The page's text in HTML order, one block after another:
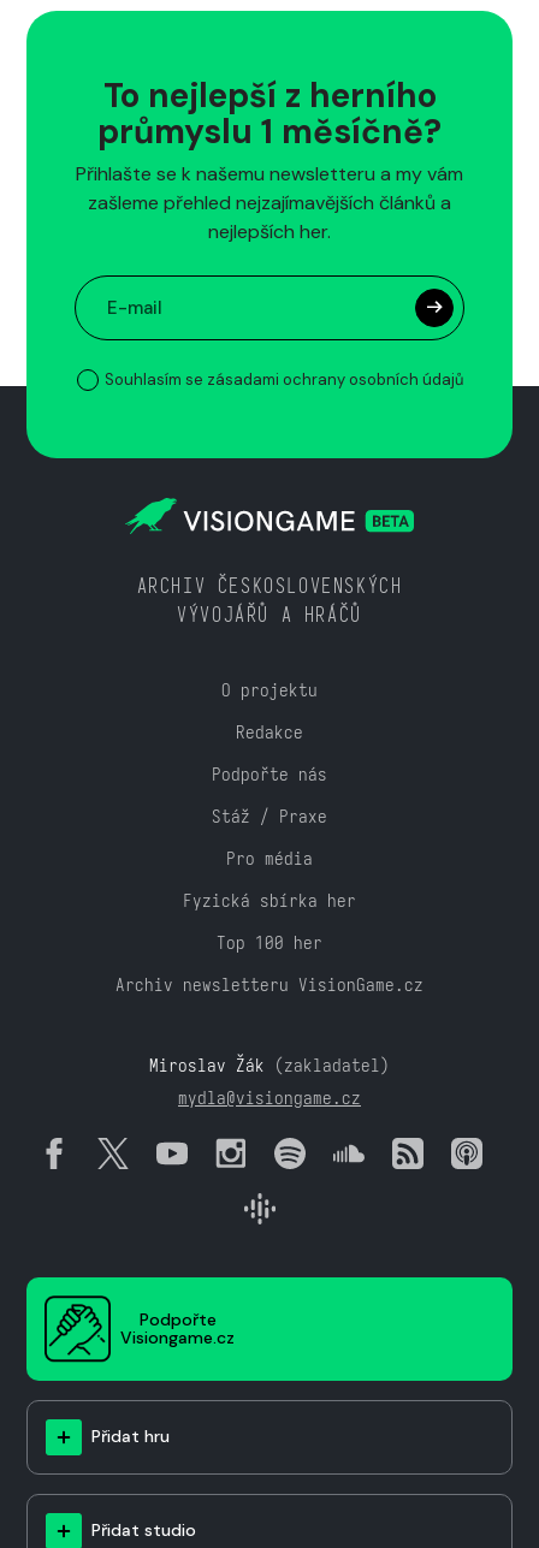
To nejlepší z herního
průmyslu 1 měsíčně?
Přihlašte se k našemu newsletteru a my vám
zašleme přehled nejzajímavějších článků a
nejlepších her.
Souhlasím se zásadami ochrany osobních údajů
ARCHIV ČESKOSLOVENSKÝCH
VÝVOJÁŘŮ A HRÁČŮ
O projektu
Redakce
Podpořte nás
Stáž / Praxe
Pro média
Fyzická sbírka her
Top 100 her
Archiv newsletteru VisionGame.cz
Miroslav Žák (zakladatel)
mydla@visiongame.cz
Podpořte
Visiongame.cz
Přidat hru
Přidat studio